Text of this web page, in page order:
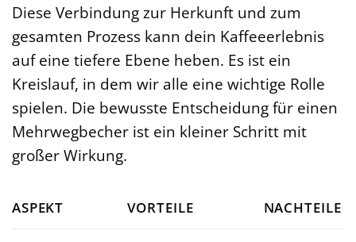
Diese Verbindung zur Herkunft und zum
gesamten Prozess kann dein Kaffeeerlebnis
auf eine tiefere Ebene heben. Es ist ein
Kreislauf, in dem wir alle eine wichtige Rolle
spielen. Die bewusste Entscheidung für einen
Mehrwegbecher ist ein kleiner Schritt mit
großer Wirkung.
ASPEKT VORTEILE NACHTEILE